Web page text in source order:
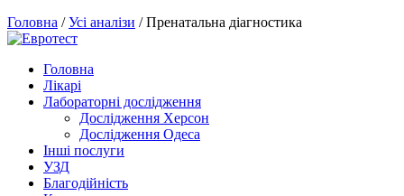
Головна /Усі аналізи /Пренатальна діагностика
Головна
Лікарі
Лабораторні дослідження
Дослідження Херсон
Дослідження Одеса
Інші послуги
УЗД
Благодійність